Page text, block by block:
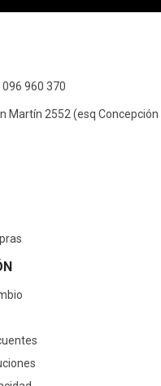
960 370
Martín 2552 (esq